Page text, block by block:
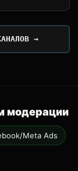
→
модерации
Meta Ads